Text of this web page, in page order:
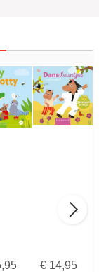
€ 14,95